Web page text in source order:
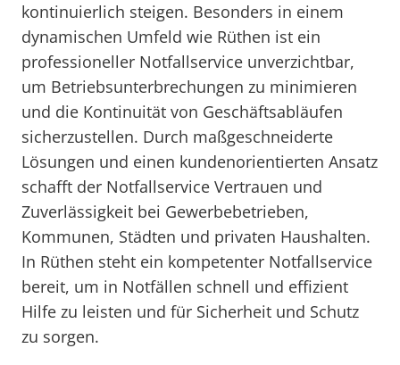
kontinuierlich steigen. Besonders in einem
dynamischen Umfeld wie Rüthen ist ein
professioneller Notfallservice unverzichtbar,
um Betriebsunterbrechungen zu minimieren
und die Kontinuität von Geschäftsabläufen
sicherzustellen. Durch maßgeschneiderte
Lösungen und einen kundenorientierten Ansatz
schafft der Notfallservice Vertrauen und
Zuverlässigkeit bei Gewerbebetrieben,
Kommunen, Städten und privaten Haushalten.
In Rüthen steht ein kompetenter Notfallservice
bereit, um in Notfällen schnell und effizient
Hilfe zu leisten und für Sicherheit und Schutz
zu sorgen.